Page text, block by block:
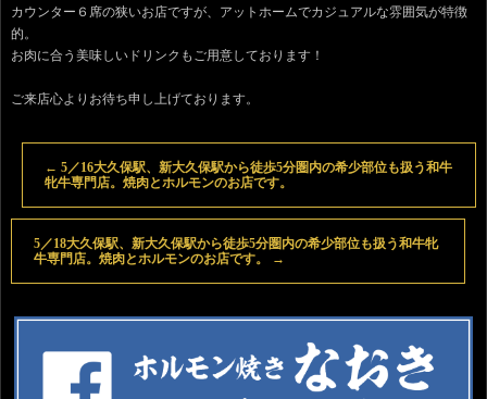
カウンター６席の狭いお店ですが、アットホームでカジュアルな雰囲気が特徴
的。
お肉に合う美味しいドリンクもご用意しております！
ご来店心よりお待ち申し上げております。
← 5／16大久保駅、新大久保駅から徒歩5分圏内の希少部位も扱う和牛
牝牛専門店。焼肉とホルモンのお店です。
5／18大久保駅、新大久保駅から徒歩5分圏内の希少部位も扱う和牛牝
牛専門店。焼肉とホルモンのお店です。
→